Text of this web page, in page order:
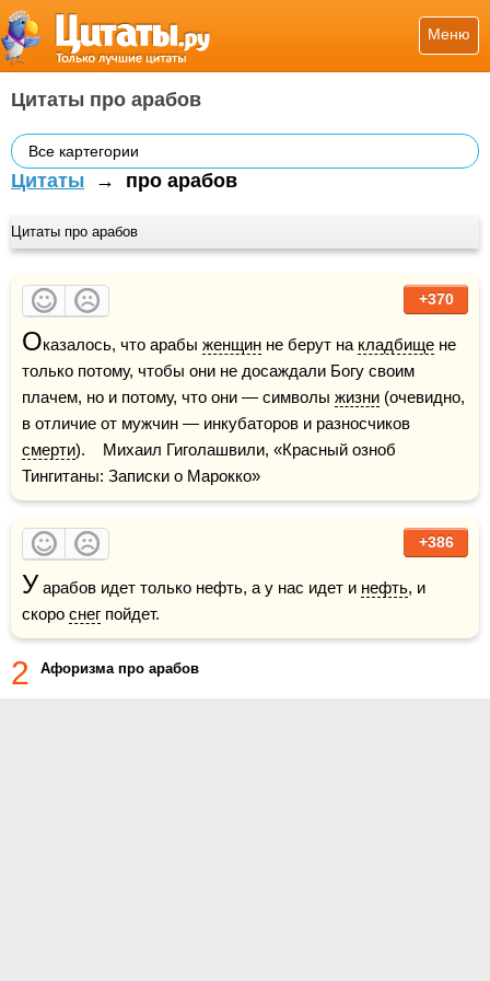
Меню
Цитаты про арабов
Все картегории
Цитаты → про арабов
Цитаты про арабов
+370
Оказалось, что арабы женщин не берут на кладбище не
только потому, чтобы они не досаждали Богу своим
плачем, но и потому, что они — символы жизни (очевидно,
смерти).    Михаил Гиголашвили, «Красный озноб
Тингитаны: Записки о Марокко»
+386
У арабов идет только нефть, а у нас идет и нефть, и
скоро снег пойдет.
2 Афоризма про арабов